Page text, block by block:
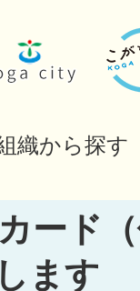
織から探す
ード
ます